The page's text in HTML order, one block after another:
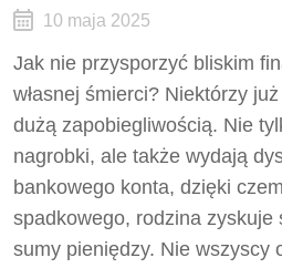
10 maja 2025
Jak nie przysporzyć bliskim
własnej śmierci? Niektórzy
dużą zapobiegliwością. Nie
nagrobki, ale także wydają
bankowego konta, dzięki
spadkowego, rodzina zyskuje
sumy pieniędzy. Nie wszyscy